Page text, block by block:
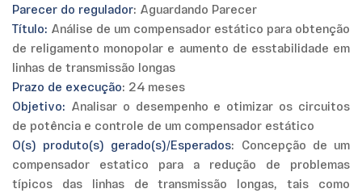
Parecer do regulador: Aguardando Parecer
Título: Análise de um compensador estático para obtenção
de religamento monopolar e aumento de esstabilidade em
linhas de transmissão longas
Prazo de execução: 24 meses
Objetivo: Analisar o desempenho e otimizar os circuitos
de potência e controle de um compensador estático
O(s) produto(s) gerado(s)/Esperados: Concepção de um
compensador estatico para a redução de problemas
típicos das linhas de transmissão longas, tais como